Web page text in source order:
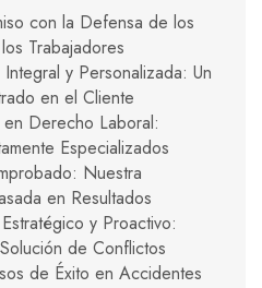
con la Defensa de los
Trabajadores
y Personalizada: Un
en el Cliente
Derecho Laboral:
Especializados
Nuestra
en Resultados
y Proactivo:
de Conflictos
de Éxito en Accidentes